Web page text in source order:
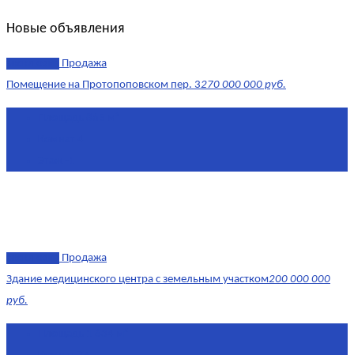
Новые объявления
Продажа
Помещение на Протопоповском пер. 3270 000 000 руб.
Продажа
Здание медицинского центра с земельным участком200 000 000
руб.